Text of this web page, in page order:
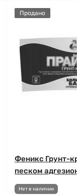
Продано
Феникс Грунт-
песком
Нет в наличии